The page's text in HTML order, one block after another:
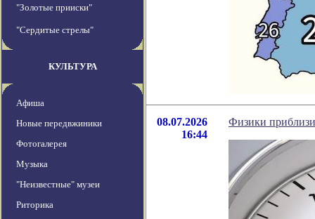
"Золотые прииски"
"Сердитые стрелы"
КУЛЬТУРА
Афиша
Новые передвжиники
Фотогалерея
Музыка
"Неизвестные" музеи
Риторика
08.07.2026
16:44
Физики